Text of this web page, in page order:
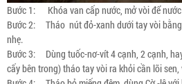
Bước 1: Khóa van cấp nước, mở vòi để
Bước 2: Tháo nút đỏ-xanh dưới tay vòi
nhẹ.
Bước 3: Dùng tuốc-nơ-vít 4 cạnh, 2 cạnh,
cấy bên trong) tháo tay vòi ra khỏi cần lõi sen,